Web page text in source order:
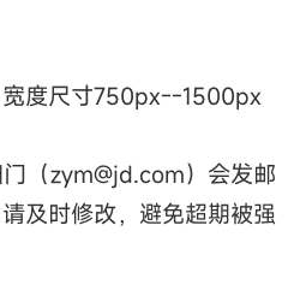
度尺寸750px--1500px
（zym@jd.com）会发邮
及时修改，避免超期被强